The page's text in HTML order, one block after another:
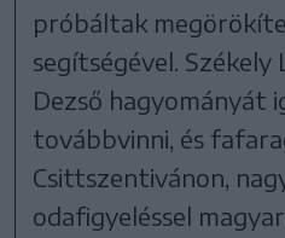
próbáltak
segítségével. Székely
Dezső hagyományát
továbbvinni, és
Csittszentivánon,
odafigyeléssel